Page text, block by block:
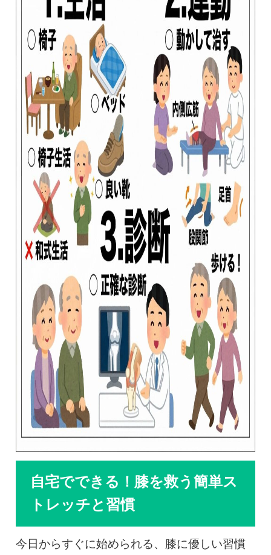
自宅でできる！膝を救う簡単ス
トレッチと習慣
今日からすぐに始められる、膝に優しい習慣